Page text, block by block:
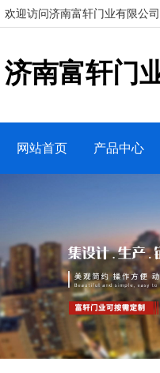
欢迎访问济南富轩门业有限公司
济南富轩门
网站首页 产品中心